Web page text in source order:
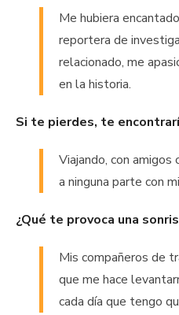
Me hubiera
reportera de
relacionado, me
en la historia.
Si te pierdes, te
Viajando, con
a ninguna parte con
¿Qué te provoca una
Mis compañeros de
que me hace
cada día que tengo